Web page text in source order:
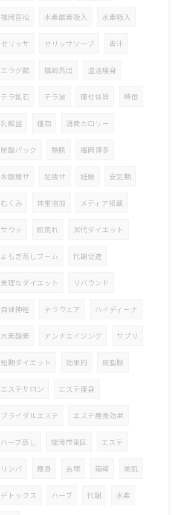
福岡筥松 水素酸素吸入 水素吸入
セリッサ セリッサソープ 青汁
エラグ酸 福岡馬出 温活痩身
テラ鉱石 テラ波 痩せ体質 特徴
乳酸菌 種類 消費カロリー
炭酸パック 艶肌 福岡博多
お腹痩せ 足痩せ 妊娠 安定期
むくみ 体重増加 メディア掲載
サウナ 肌荒れ 30代ダイエット
よもぎ蒸しブーム 代謝促進
無理なダイエット リバウンド
自律神経 テラウェア ハイディーナ
水素酸素 アンチエイジング サプリ
短期ダイエット 効果的 皮脂腺
エステサロン エステ痩身
ブライダルエステ エステ痩身効果
ハーブ蒸し 福岡市東区 エステ
リンパ 痩身 吉塚 箱崎 美肌
デトックス ハーブ 代謝 水素